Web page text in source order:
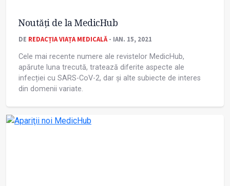
Noutăţi de la MedicHub
DE REDACȚIA VIAȚA MEDICALĂ- IAN. 15, 2021
Cele mai recente numere ale revistelor MedicHub,
apărute luna trecută, tratează diferite aspecte ale
infecției cu SARS-CoV-2, dar și alte subiecte de interes
din domenii variate.